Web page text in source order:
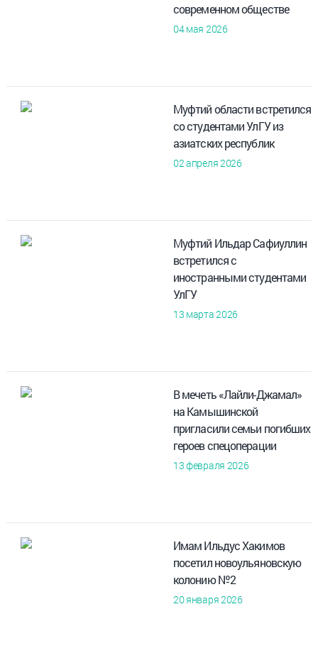
современном обществе
04 мая 2026
Муфтий области встретился
со студентами УлГУ из
азиатских республик
02 апреля 2026
Муфтий Ильдар Сафиуллин
встретился с
иностранными студентами
УлГУ
13 марта 2026
В мечеть «Лайли-Джамал»
на Камышинской
пригласили семьи погибших
героев спецоперации
13 февраля 2026
Имам Ильдус Хакимов
посетил новоульяновскую
колонию №2
20 января 2026